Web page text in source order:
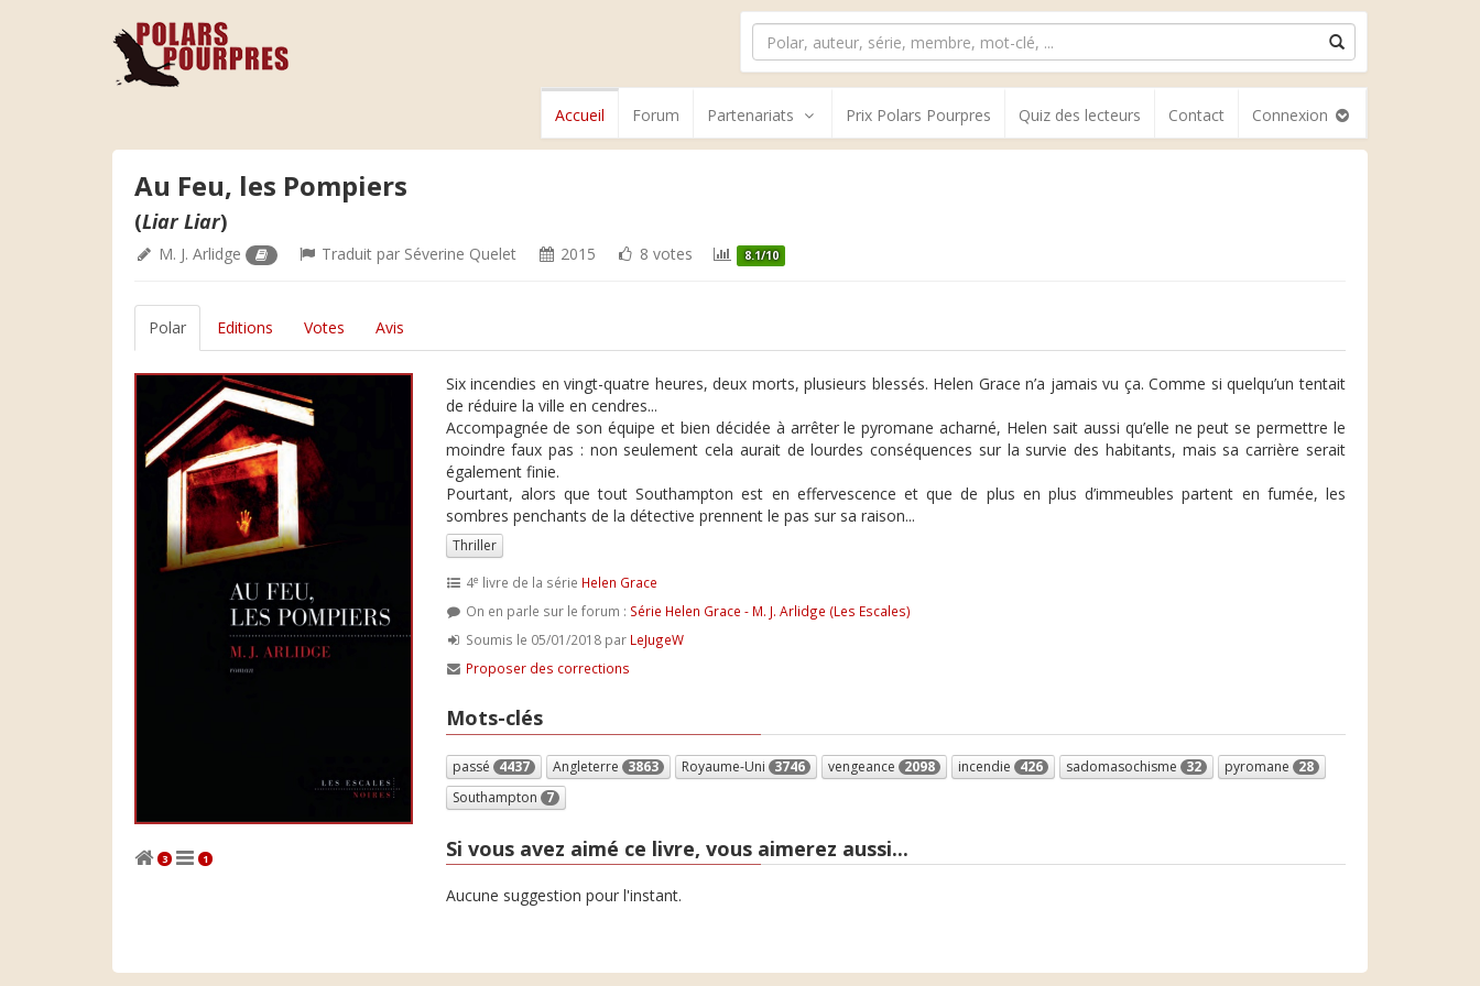
Accueil Forum Partenariats Prix Polars Pourpres Quiz des lecteurs Contact Connexion
Au Feu, les Pompiers
(Liar Liar)
M. J. Arlidge Traduit par Séverine Quelet 2015 8 votes 8.1/10
Polar Editions Votes Avis
3 1
Six incendies en vingt-quatre heures, deux morts, plusieurs blessés. Helen Grace n’a jamais vu ça. Comme si quelqu’un tentait
de réduire la ville en cendres...
Accompagnée de son équipe et bien décidée à arrêter le pyromane acharné, Helen sait aussi qu’elle ne peut se permettre le
moindre faux pas : non seulement cela aurait de lourdes conséquences sur la survie des habitants, mais sa carrière serait
également finie.
Pourtant, alors que tout Southampton est en effervescence et que de plus en plus d’immeubles partent en fumée, les
sombres penchants de la détective prennent le pas sur sa raison...
Thriller
4e livre de la série Helen Grace
On en parle sur le forum : Série Helen Grace - M. J. Arlidge (Les Escales)
Soumis le 05/01/2018 par LeJugeW
Proposer des corrections
Mots-clés
passé 4437 Angleterre 3863 Royaume-Uni 3746 vengeance 2098 incendie 426 sadomasochisme 32 pyromane 28
Southampton 7
Si vous avez aimé ce livre, vous aimerez aussi...
Aucune suggestion pour l'instant.